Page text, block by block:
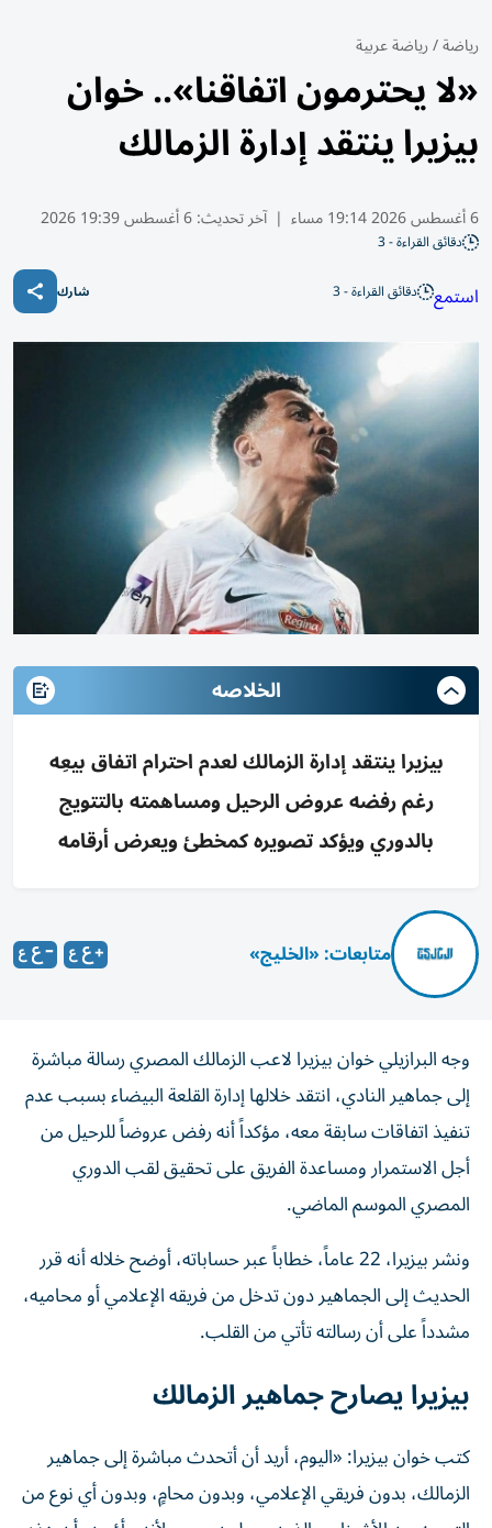
رياضة/رياضة عربية
«لا يحترمون اتفاقنا».. خوان
بيزيرا ينتقد إدارة الزمالك
6 أغسطس 2026 19:14 مساء | آخر تحديث:6 أغسطس 19:39 2026
دقائق القراءة - 3
استمع دقائق القراءة - 3 شارك
الخلاصه
بيزيرا ينتقد إدارة الزمالك لعدم احترام اتفاق بيعِه
رغم رفضه عروض الرحيل ومساهمته بالتتويج
بالدوري ويؤكد تصويره كمخطئ ويعرض أرقامه
متابعات: «الخليج»
وجه البرازيلي خوان بيزيرا لاعب الزمالك المصري رسالة مباشرة
إلى جماهير النادي، انتقد خلالها إدارة القلعة البيضاء بسبب عدم
تنفيذ اتفاقات سابقة معه، مؤكداً أنه رفض عروضاً للرحيل من
أجل الاستمرار ومساعدة الفريق على تحقيق لقب الدوري
المصري الموسم الماضي.
ونشر بيزيرا، 22 عاماً، خطاباً عبر حساباته، أوضح خلاله أنه قرر
الحديث إلى الجماهير دون تدخل من فريقه الإعلامي أو محاميه،
مشدداً على أن رسالته تأتي من القلب.
بيزيرا يصارح جماهير الزمالك
كتب خوان بيزيرا: «اليوم، أريد أن أتحدث مباشرة إلى جماهير
الزمالك، بدون فريقي الإعلامي، وبدون محامٍ، وبدون أي نوع من